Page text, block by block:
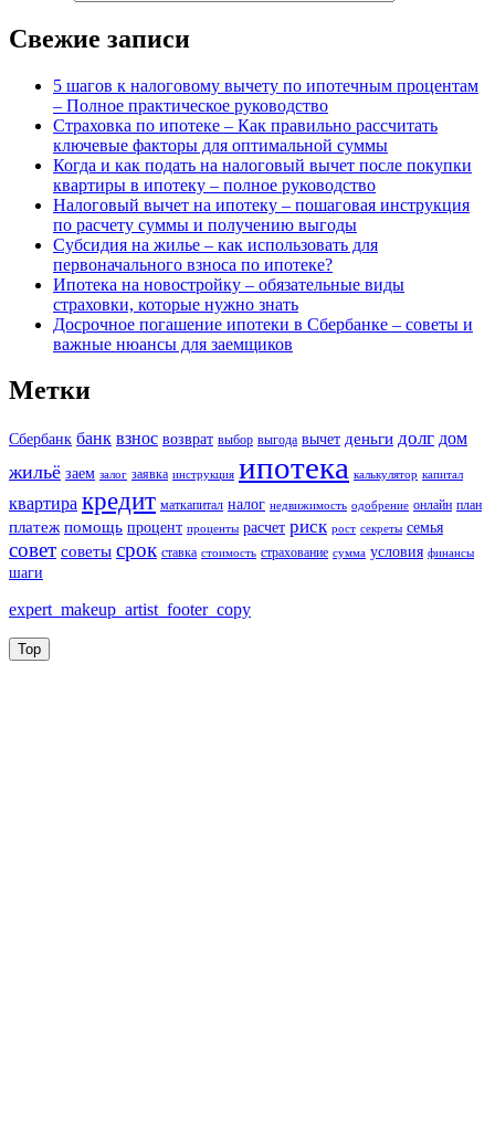
Свежие записи
5 шагов к налоговому вычету по ипотечным процентам
– Полное практическое руководство
Страховка по ипотеке – Как правильно рассчитать
ключевые факторы для оптимальной суммы
Когда и как подать на налоговый вычет после покупки
квартиры в ипотеку – полное руководство
Налоговый вычет на ипотеку – пошаговая инструкция
по расчету суммы и получению выгоды
Субсидия на жилье – как использовать для
первоначального взноса по ипотеке?
Ипотека на новостройку – обязательные виды
страховки, которые нужно знать
Досрочное погашение ипотеки в Сбербанке – советы и
важные нюансы для заемщиков
Метки
Сбербанк банк взнос возврат выбор выгода вычет деньги долг дом
жильё заем залог заявка инструкция ипотека калькулятор капитал
квартира кредит маткапитал налог недвижимость одобрение онлайн план
платеж помощь процент проценты расчет риск рост секреты семья
совет советы срок ставка стоимость страхование сумма условия финансы
шаги
expert_makeup_artist_footer_copy
Top